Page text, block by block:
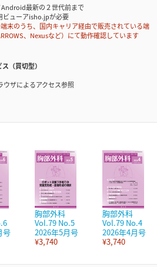
最新の２世代前まで
ビューアisho.jpが必要
のうち、国内キャリア経由で販売されている端
、Nexusなど）にて動作確認しています
（買切型）
ザによるアクセス参照
号
胸部外科
Vol.79 No.5
2026年5月号
¥3,740
胸部外科
Vol.79 No.4
2026年4月号
¥3,740